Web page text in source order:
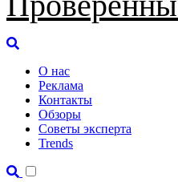
О нас
Реклама
Контакты
Обзоры
Советы эксперта
Trends